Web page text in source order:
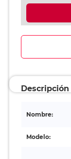
Nombre:
Modelo: